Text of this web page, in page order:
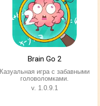
Brain Go 2
Казуальная игра с забавными
головоломками.
v. 1.0.9.1